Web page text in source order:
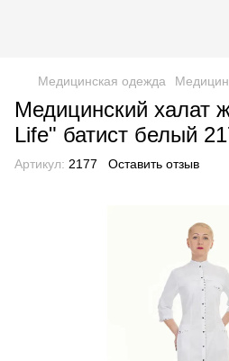
Медицинская одежда
Медицинский халат
Life" батист белый
Артикул: 2177 Оставить отзыв